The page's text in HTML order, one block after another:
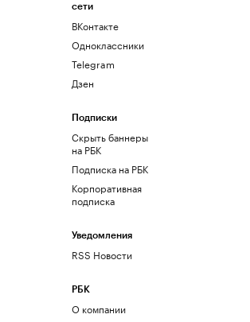
сети
ВКонтакте
Одноклассники
Telegram
Дзен
Подписки
Скрыть баннеры
на РБК
Подписка на РБК
Корпоративная
подписка
Уведомления
RSS Новости
РБК
О компании